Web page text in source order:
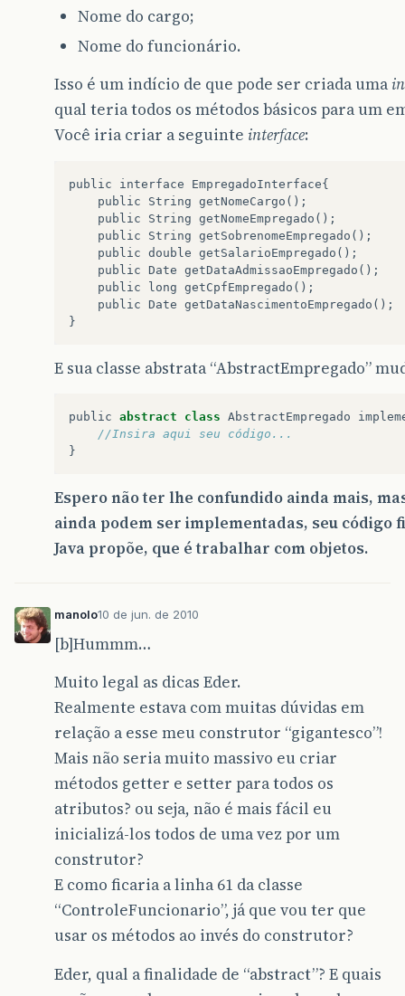
Nome do cargo;
Nome do funcionário.
Isso é um indício de que pode ser criada uma
qual teria todos os métodos básicos para um
Você iria criar a seguinte interface:
public interface EmpregadoInterface{
public
String getNomeCargo ();
public
String getNomeEmpregado ();
public
String getSobrenomeEmpregado ();
public double getSalarioEmpregado ();
public Date getDataAdmissaoEmpregado ();
public
long getCpfEmpregado ();
public Date getDataNascimentoEmpregado ();
}
E sua classe abstrata “AbstractEmpregado”
public abstract class AbstractEmpregado
//Insira aqui seu código...
}
Espero não ter lhe confundido ainda mais,
ainda podem ser implementadas, seu código
Java propõe, que é trabalhar com objetos.
manolo10 de jun. de 2010
[b]Hummm…
Muito legal as dicas Eder.
Realmente estava com muitas dúvidas em
relação a esse meu construtor “gigantesco”!
Mais não seria muito massivo eu criar
métodos getter e setter para todos os
atributos? ou seja, não é mais fácil eu
inicializá-los todos de uma vez por um
construtor?
E como ficaria a linha 61 da classe
“ControleFuncionario”, já que vou ter que
usar os métodos ao invés do construtor?
Eder, qual a finalidade de “abstract”? E quais